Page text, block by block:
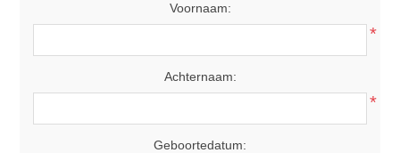
Voornaam:
*
Achternaam:
*
Geboortedatum: